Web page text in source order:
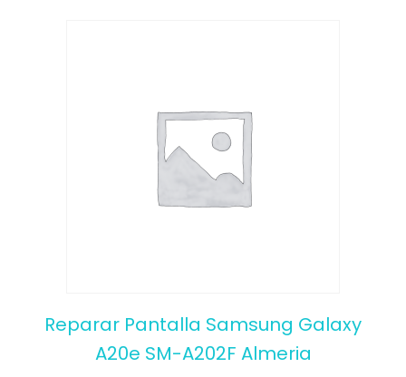
Reparar Pantalla Samsung Galaxy
A20e SM-A202F Almeria